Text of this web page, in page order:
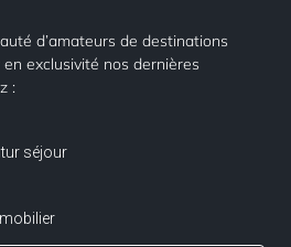
d’amateurs de destinations
exclusivité nos dernières
:
séjour